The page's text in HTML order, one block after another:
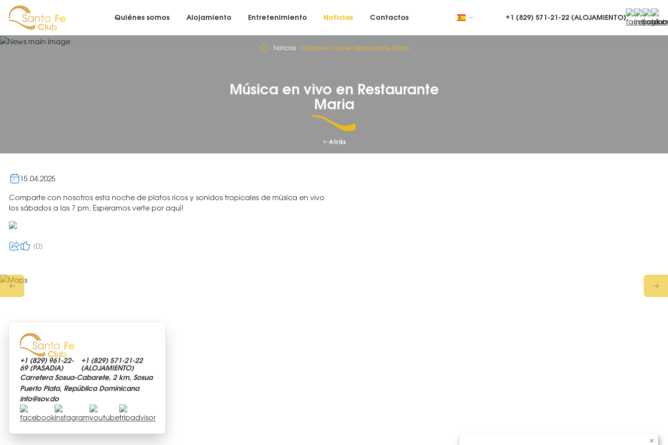
Quiénes somos Alojamiento Entretenimiento Noticias Contactos +1 (829) 571-21-22 (ALOJAMIENTO)
Noticias Música en vivo en Restaurante Maria
Música en vivo en Restaurante
Maria
Atrás
15.04.2025
Comparte con nosotros esta noche de platos ricos y sonidos tropicales de música en vivo
los sábados a las 7 pm. Esperamos verte por aquí!
0
+1 (829) 961-22-
69 (PASADiA)
+1 (829) 571-21-22
(ALOJAMIENTO)
Carretera Sosua-Cabarete, 2 km, Sosua
Puerto Plata, República Dominicana
info@sov.do